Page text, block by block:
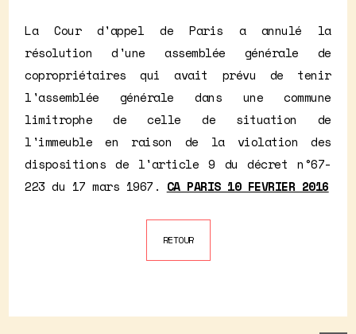
La Cour d'appel de Paris a annulé la
résolution d'une assemblée générale de
copropriétaires qui avait prévu de tenir
l'assemblée générale dans une commune
limitrophe de celle de situation de
l'immeuble en raison de la violation des
dispositions de l'article 9 du décret n°67-
223 du 17 mars 1967. CA PARIS 10 FEVRIER 2016
RETOUR